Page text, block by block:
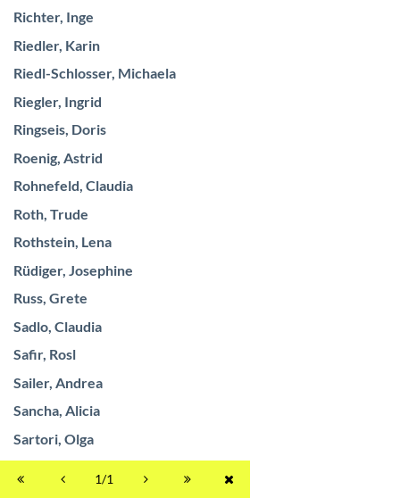
Richter, Inge
Riedler, Karin
Riedl-Schlosser, Michaela
Riegler, Ingrid
Ringseis, Doris
Roenig, Astrid
Rohnefeld, Claudia
Roth, Trude
Rothstein, Lena
Rüdiger, Josephine
Russ, Grete
Sadlo, Claudia
Safir, Rosl
Sailer, Andrea
Sancha, Alicia
Sartori, Olga
1/1